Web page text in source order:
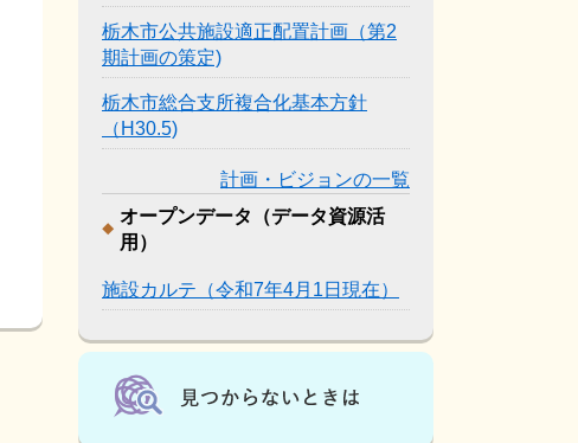
栃木市公共施設適正配置計画（第2
期計画の策定)
栃木市総合支所複合化基本方針
（H30.5)
計画・ビジョンの一覧
オープンデータ（データ資源活
用）
施設カルテ（令和7年4月1日現在）